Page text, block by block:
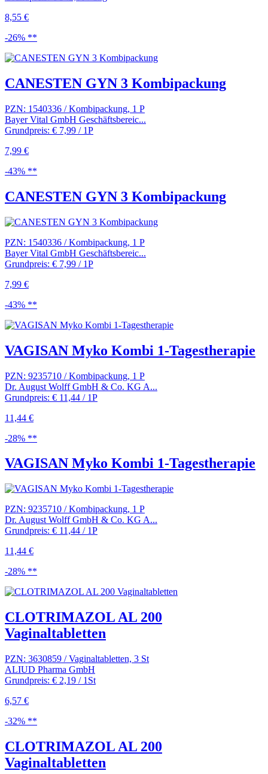
8,55 €
-26% **
CANESTEN GYN 3 Kombipackung
PZN: 1540336 / Kombipackung, 1 P
Bayer Vital GmbH Geschäftsbereic...
Grundpreis: € 7,99 / 1P
7,99 €
-43% **
CANESTEN GYN 3 Kombipackung
PZN: 1540336 / Kombipackung, 1 P
Bayer Vital GmbH Geschäftsbereic...
Grundpreis: € 7,99 / 1P
7,99 €
-43% **
VAGISAN Myko Kombi 1-Tagestherapie
PZN: 9235710 / Kombipackung, 1 P
Dr. August Wolff GmbH & Co. KG A...
Grundpreis: € 11,44 / 1P
11,44 €
-28% **
VAGISAN Myko Kombi 1-Tagestherapie
PZN: 9235710 / Kombipackung, 1 P
Dr. August Wolff GmbH & Co. KG A...
Grundpreis: € 11,44 / 1P
11,44 €
-28% **
CLOTRIMAZOL AL 200
Vaginaltabletten
PZN: 3630859 / Vaginaltabletten, 3 St
ALIUD Pharma GmbH
Grundpreis: € 2,19 / 1St
6,57 €
-32% **
CLOTRIMAZOL AL 200
Vaginaltabletten